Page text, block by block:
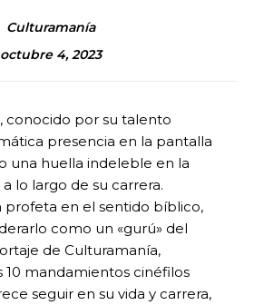
Culturamanía
octubre 4, 2023
conocido por su talento
presencia en la pantalla
una huella indeleble en la
lo largo de su carrera.
profeta en el sentido bíblico,
como un «gurú» del
de Culturamanía,
10 mandamientos cinéfilos
seguir en su vida y carrera,